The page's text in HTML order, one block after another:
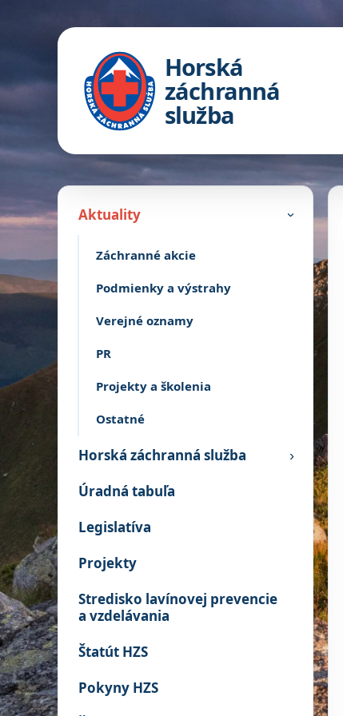
Horská
záchranná
služba
Aktuality ›
Záchranné akcie
Podmienky a výstrahy
Verejné oznamy
PR
Projekty a školenia
Ostatné
Horská záchranná služba ›
Úradná tabuľa
Legislatíva
Projekty
Stredisko lavínovej prevencie
a vzdelávania
Štatút HZS
Pokyny HZS